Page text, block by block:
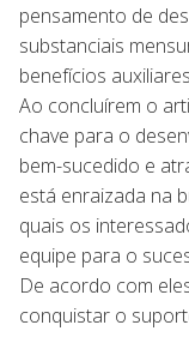
pensamento de
substanciais
benefícios
Ao concluírem o
chave para o
bem-sucedido e
está enraizada na
quais os
equipe para o
De acordo com
conquistar o